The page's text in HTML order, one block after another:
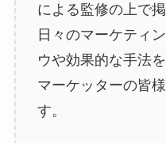
による監修の上で
日々のマーケティ
ウや効果的な手法
マーケッターの皆
す。